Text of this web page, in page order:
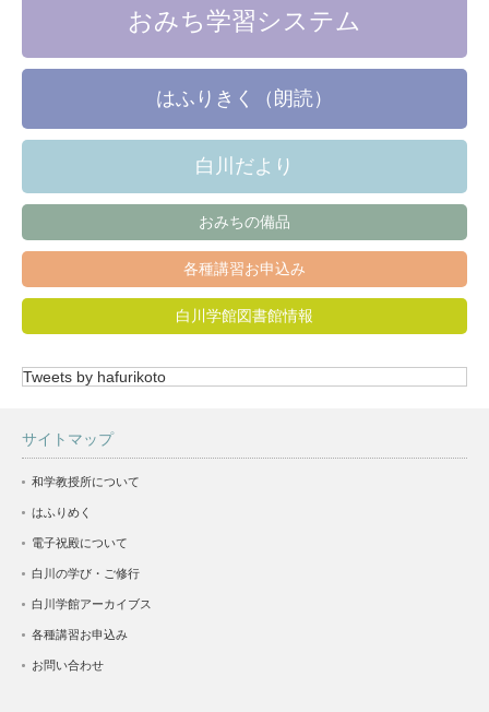
おみち学習システム
はふりきく（朗読）
白川だより
おみちの備品
各種講習お申込み
白川学館図書館情報
Tweets by hafurikoto
サイトマップ
和学教授所について
はふりめく
電子祝殿について
白川の学び・ご修行
白川学館アーカイブス
各種講習お申込み
お問い合わせ